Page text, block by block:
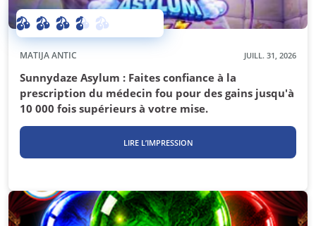
MATIJA ANTIC JUILL. 31, 2026
Sunnydaze Asylum : Faites confiance à la
prescription du médecin fou pour des gains jusqu'à
10 000 fois supérieurs à votre mise.
LIRE L’IMPRESSION